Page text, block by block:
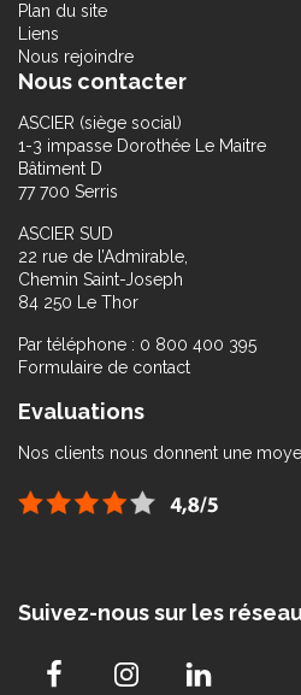
Plan du site
Liens
Nous rejoindre
Nous contacter
ASCIER (siège social)
1-3 impasse Dorothée Le Maitre
Bâtiment D
77 700 Serris
ASCIER SUD
22 rue de l’Admirable,
Chemin Saint-Joseph
84 250 Le Thor
Par téléphone : 0 800 400 395
Formulaire de contact
Evaluations
Nos clients nous donnent une
Suivez-nous sur les